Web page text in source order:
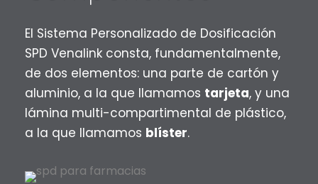
El Sistema Personalizado de Dosificación
SPD Venalink consta, fundamentalmente,
de dos elementos: una parte de cartón y
aluminio, a la que llamamos tarjeta, y una
lámina multi-compartimental de plástico,
a la que llamamos blíster.